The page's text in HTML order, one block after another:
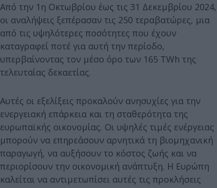
Από την 1η Οκτωβρίου έως τις 31 Δεκεμβρίου 2024,
οι αναλήψεις ξεπέρασαν τις 250 τεραβατώρες, μια
από τις υψηλότερες ποσότητες που έχουν
καταγραφεί ποτέ για αυτή την περίοδο,
υπερβαίνοντας τον μέσο όρο των 165 TWh της
τελευταίας δεκαετίας.
Αυτές οι εξελίξεις προκαλούν ανησυχίες για την
ενεργειακή επάρκεια και τη σταθερότητα της
ευρωπαϊκής οικονομίας. Οι υψηλές τιμές ενέργειας
μπορούν να επηρεάσουν αρνητικά τη βιομηχανική
παραγωγή, να αυξήσουν το κόστος ζωής και να
περιορίσουν την οικονομική ανάπτυξη. Η Ευρώπη
καλείται να αντιμετωπίσει αυτές τις προκλήσεις